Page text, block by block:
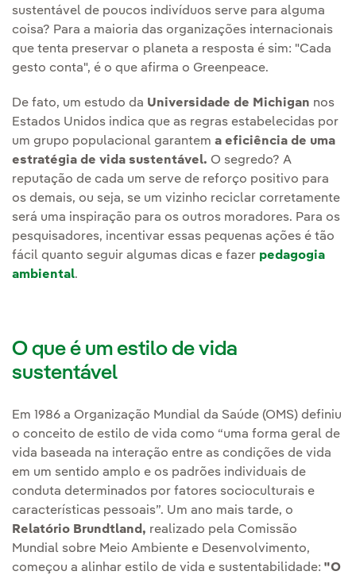
sustentável de poucos indivíduos serve para alguma
coisa? Para a maioria das organizações internacionais
que tenta preservar o planeta a resposta é sim: "Cada
gesto conta", é o que afirma o Greenpeace.
De fato, um estudo da Universidade de Michigan nos
Estados Unidos indica que as regras estabelecidas por
um grupo populacional garantem a eficiência de uma
estratégia de vida sustentável. O segredo? A
reputação de cada um serve de reforço positivo para
os demais, ou seja, se um vizinho reciclar corretamente
será uma inspiração para os outros moradores. Para os
pesquisadores, incentivar essas pequenas ações é tão
fácil quanto seguir algumas dicas e fazer pedagogia
ambiental.
O que é um estilo de vida
sustentável
Em 1986 a Organização Mundial da Saúde (OMS) definiu
o conceito de estilo de vida como “uma forma geral de
vida baseada na interação entre as condições de vida
em um sentido amplo e os padrões individuais de
conduta determinados por fatores socioculturais e
características pessoais”. Um ano mais tarde, o
Relatório Brundtland, realizado pela Comissão
Mundial sobre Meio Ambiente e Desenvolvimento,
começou a alinhar estilo de vida e sustentabilidade: "O